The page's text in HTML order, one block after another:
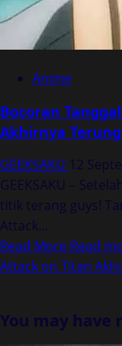
Anime
Bocoran
Akhirnya
GEEKSAKU
12
GEEKSAKU –
titik terang guys!
Attack...
Read More Read
Attack on Titan
You may have